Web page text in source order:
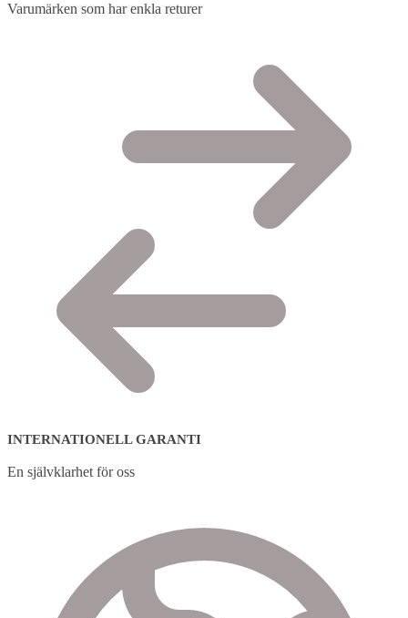
Varumärken som har enkla returer
INTERNATIONELL GARANTI
En självklarhet för oss